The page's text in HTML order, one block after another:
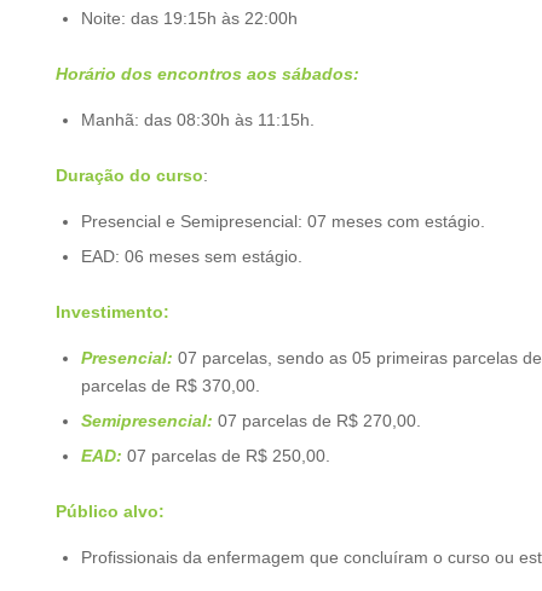
Noite: das 19:15h às 22:00h
Horário dos encontros aos sábados:
Manhã: das 08:30h às 11:15h.
Duração do curso:
Presencial e Semipresencial: 07 meses com estágio.
EAD: 06 meses sem estágio.
Investimento:
Presencial: 07 parcelas, sendo as 05 primeiras parcelas
parcelas de R$ 370,00.
Semipresencial:07 parcelas de R$ 270,00.
EAD:07 parcelas de R$ 250,00.
Público alvo:
Profissionais da enfermagem que concluíram o curso ou